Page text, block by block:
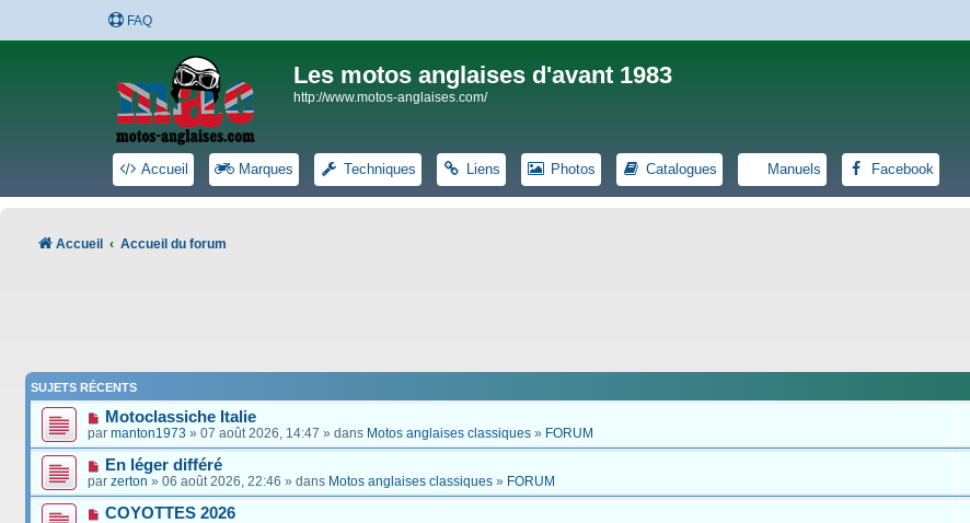
FAQ
Les motos anglaises d'avant 1983
http://www.motos-anglaises.com/
Accueil Marques Techniques Liens Photos Catalogues Manuels Facebook
Accueil Accueil du forum
SUJETS RÉCENTS
Motoclassiche Italie
par manton1973 » 07 août 2026, 14:47 » dans Motos anglaises classiques » FORUM
En léger différé
par zerton » 06 août 2026, 22:46 » dans Motos anglaises classiques » FORUM
COYOTTES 2026